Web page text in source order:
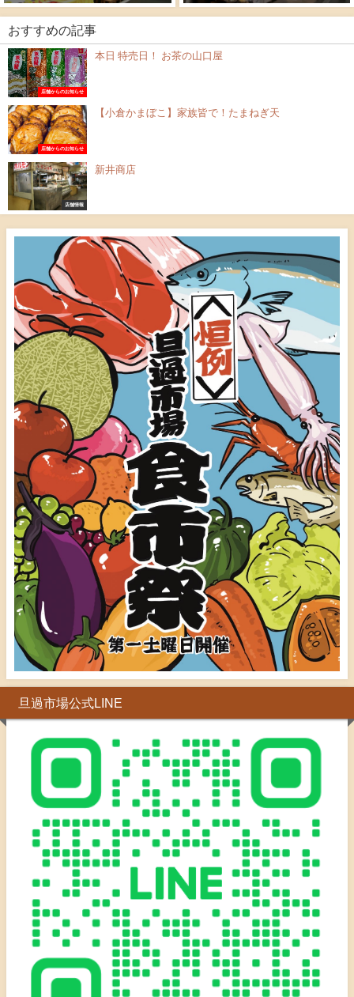
おすすめの記事
店舗からのお知らせ
本日 特売日！ お茶の山口屋
店舗からのお知らせ
【小倉かまぼこ】家族皆で！たまねぎ天
店舗情報
新井商店
旦過市場公式LINE